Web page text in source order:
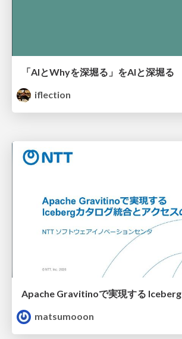
「AIとWhyを深堀る」をAIと深堀る
iflection
matsumooon